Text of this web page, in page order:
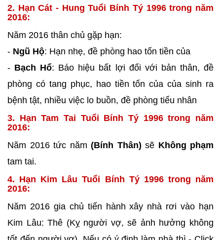
2. Hạn Cát - Hung Tuổi Bính Tý 1996 trong năm
2016:
Năm 2016 thân chủ gặp hạn:
- Ngũ Hộ: Hạn nhẹ, đề phòng hao tốn tiền của
- Bạch Hổ: Báo hiệu bất lợi đối với bản thân, đề
phòng có tang phục, hao tiền tốn của của sinh ra
bệnh tật, nhiều việc lo buồn, đề phòng tiểu nhân
3. Hạn Tam Tai Tuổi Bính Tý 1996 trong năm
2016:
Năm 2016 tức năm (Bính Thân) sẽ Không phạm
tam tai.
4. Hạn Kim Lâu Tuổi Bính Tý 1996 trong năm
2016:
Năm 2016 gia chủ tiến hành xây nhà rơi vào hạn
Kim Lâu: Thê (Kỵ người vợ, sẽ ảnh hưởng không